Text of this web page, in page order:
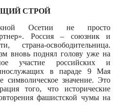
СТРОЙ
Осетии не просто
Россия – союзник и
страна-освободительница.
вновь поднял голову уже на
участие российских и
в параде 9 Мая
символическое значение. Это
того, что исторические
фашистской чумы на